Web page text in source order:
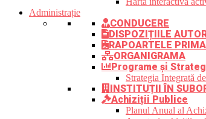
Administrație
CONDUCERE
DISPOZIȚIILE
RAPOARTELE
ORGANIGRAMA
Programe și
Strategia Integrată
INSTITUȚII ÎN
Achiziții Publice
Planul Anual al